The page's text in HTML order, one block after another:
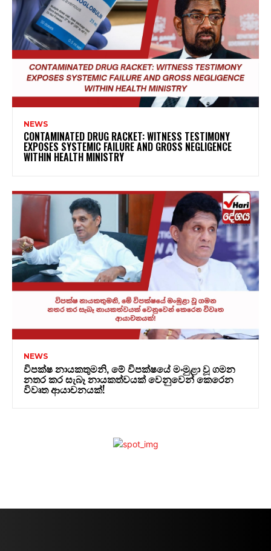
NEWS
CONTAMINATED DRUG RACKET: WITNESS TESTIMONY
EXPOSES SYSTEMIC FAILURE AND GROSS NEGLIGENCE
WITHIN HEALTH MINISTRY
NEWS
විපක්ෂ නායකතුමනි, මේ විපක්ෂයේ මංමුළා වූ ගමන
නතර කර සැබෑ නායකත්වයක් වෙනුවෙන් කෙරෙන
විවෘත ආයාචනයක්!